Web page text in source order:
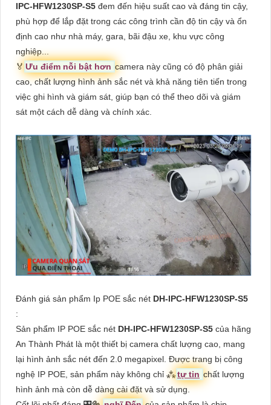
IPC-HFW1230SP-S5 đem đến hiệu suất cao và đáng tin cậy,
phù hợp để lắp đặt trong các công trình cần độ tin cậy và ổn
định cao như nhà máy, gara, bãi đậu xe, khu vực công
nghiệp...
️🏅️ Ưu điểm nỗi bật hơn camera này cũng có độ phân giải
cao, chất lượng hình ảnh sắc nét và khả năng tiên tiến trong
việc ghi hình và giám sát, giúp bạn có thể theo dõi và giám
sát một cách dễ dàng và chính xác.
Đánh giá sản phẩm Ip POE sắc nét DH-IPC-HFW1230SP-S5
:
Sản phẩm IP POE sắc nét DH-IPC-HFW1230SP-S5 của hãng
An Thành Phát là một thiết bị camera chất lượng cao, mang
lại hình ảnh sắc nét đến 2.0 megapixel. Được trang bị công
nghệ IP POE, sản phẩm này không chỉ ⁂tự tin chất lượng
hình ảnh mà còn dễ dàng cài đặt và sử dụng.